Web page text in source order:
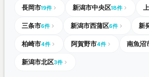
長岡市19件 新潟市中央区18件
三条市6件 新潟市西蒲区6件 新
柏崎市4件 阿賀野市4件 南魚沼
新潟市北区3件